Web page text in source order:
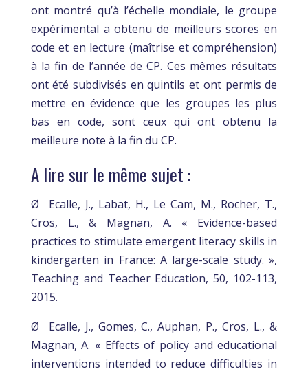
ont montré qu’à l’échelle mondiale, le groupe
expérimental a obtenu de meilleurs scores en
code et en lecture (maîtrise et compréhension)
à la fin de l’année de CP. Ces mêmes résultats
ont été subdivisés en quintils et ont permis de
mettre en évidence que les groupes les plus
bas en code, sont ceux qui ont obtenu la
meilleure note à la fin du CP.
A lire sur le même sujet :
Ø Ecalle, J., Labat, H., Le Cam, M., Rocher, T.,
Cros, L., & Magnan, A. « Evidence-based
practices to stimulate emergent literacy skills in
kindergarten in France: A large-scale study. »,
Teaching and Teacher Education, 50, 102-113,
2015.
Ø Ecalle, J., Gomes, C., Auphan, P., Cros, L., &
Magnan, A. « Effects of policy and educational
interventions intended to reduce difficulties in